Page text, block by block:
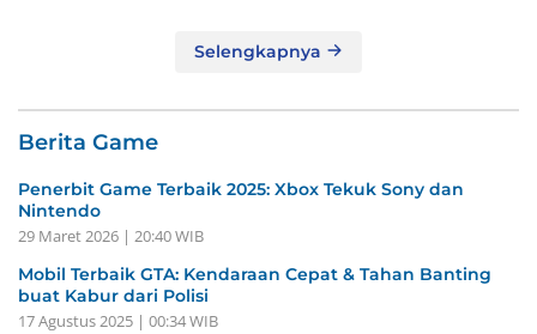
Selengkapnya
Berita Game
Penerbit Game Terbaik 2025: Xbox Tekuk Sony dan
Nintendo
29 Maret 2026 | 20:40 WIB
Mobil Terbaik GTA: Kendaraan Cepat & Tahan Banting
buat Kabur dari Polisi
17 Agustus 2025 | 00:34 WIB